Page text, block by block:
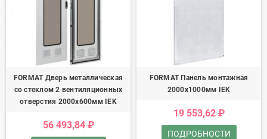
FORMAT Дверь металлическая
со стеклом 2 вентиляционных
отверстия 2000х600мм IEK
56 493,84 ₽
FORMAT Панель монтажная
2000х1000мм IEK
19 553,62 ₽
ПОДРОБНОСТИ